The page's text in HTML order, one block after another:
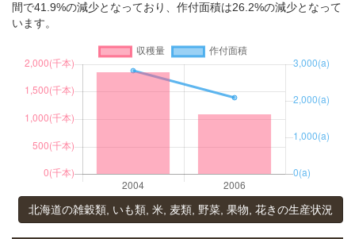
間で41.9%の減少となっており、作付面積は26.2%の減少となって
います。
北海道の雑穀類, いも類, 米, 麦類, 野菜, 果物, 花きの生産状況